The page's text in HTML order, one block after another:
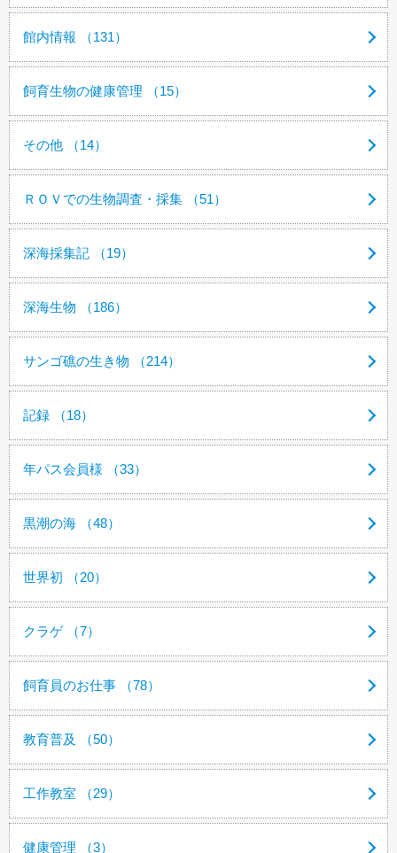
館内情報 （131）
飼育生物の健康管理 （15）
その他 （14）
ＲＯＶでの生物調査・採集 （51）
深海採集記 （19）
深海生物 （186）
サンゴ礁の生き物 （214）
記録 （18）
年パス会員様 （33）
黒潮の海 （48）
世界初 （20）
クラゲ （7）
飼育員のお仕事 （78）
教育普及 （50）
工作教室 （29）
健康管理 （3）